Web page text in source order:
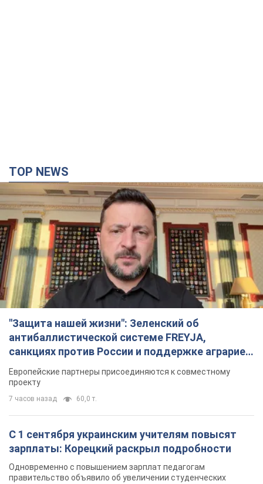
Видео
Европейские партнеры присоединяются к совместному
проекту
7 часов назад 60,0 т.
С 1 сентября украинским учителям повысят
зарплаты: Корецкий раскрыл подробности
Одновременно с повышением зарплат педагогам
правительство объявило об увеличении студенческих
стипендий
2 часа назад
«Нам они тоже нужны»: Трамп ответил на
просьбу Зеленского о передаче Украине ракет
для Patriot
Американские запасы отдельных видов боеприпасов
ограничены
2 часа назад 408